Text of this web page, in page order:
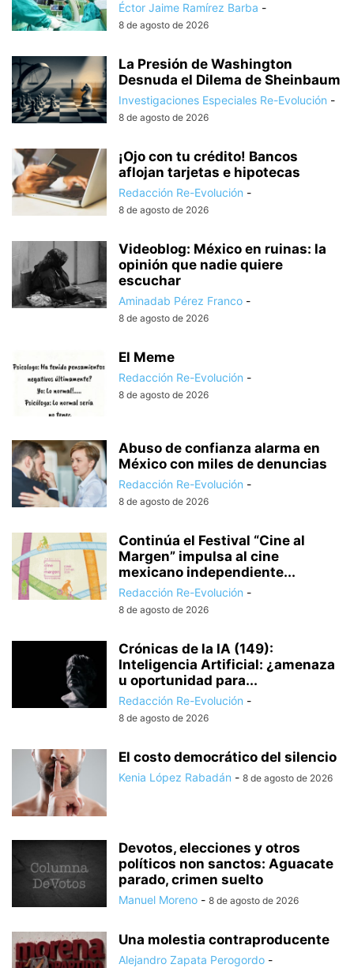
Éctor Jaime Ramírez Barba -
8 de agosto de 2026
La Presión de Washington
Desnuda el Dilema de Sheinbaum
Investigaciones Especiales Re-Evolución -
8 de agosto de 2026
¡Ojo con tu crédito! Bancos
aflojan tarjetas e hipotecas
Redacción Re-Evolución -
8 de agosto de 2026
Videoblog: México en ruinas: la
opinión que nadie quiere
escuchar
Aminadab Pérez Franco -
8 de agosto de 2026
El Meme
Redacción Re-Evolución -
8 de agosto de 2026
Abuso de confianza alarma en
México con miles de denuncias
Redacción Re-Evolución -
8 de agosto de 2026
Continúa el Festival “Cine al
Margen” impulsa al cine
mexicano independiente...
Redacción Re-Evolución -
8 de agosto de 2026
Crónicas de la IA (149):
Inteligencia Artificial: ¿amenaza
u oportunidad para...
Redacción Re-Evolución -
8 de agosto de 2026
El costo democrático del silencio
Kenia López Rabadán - 8 de agosto de 2026
Devotos, elecciones y otros
políticos non sanctos: Aguacate
parado, crimen suelto
Manuel Moreno - 8 de agosto de 2026
Una molestia contraproducente
Alejandro Zapata Perogordo -